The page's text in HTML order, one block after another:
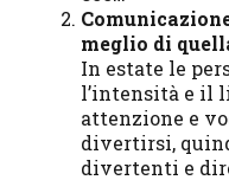
meglio di
In estate le
l’intensità e il
attenzione e
divertirsi,
divertenti e